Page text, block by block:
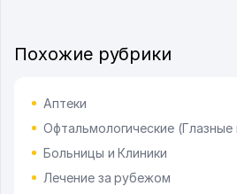
Похожие рубрики
Аптеки
Офтальмологические (Глазные
Больницы и Клиники
Лечение за рубежом